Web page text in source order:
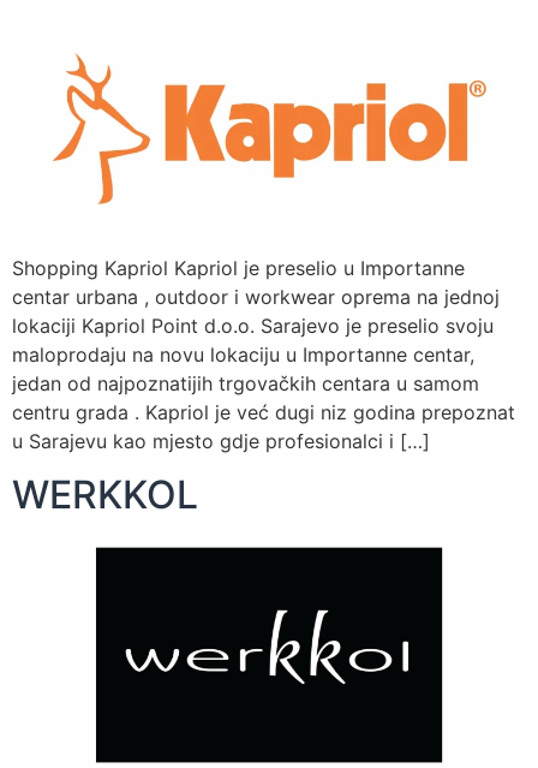
Shopping Kapriol Kapriol je preselio u Importanne
centar urbana , outdoor i workwear oprema na jednoj
lokaciji Kapriol Point d.o.o. Sarajevo je preselio svoju
maloprodaju na novu lokaciju u Importanne centar,
jedan od najpoznatijih trgovačkih centara u samom
centru grada . Kapriol je već dugi niz godina prepoznat
u Sarajevu kao mjesto gdje profesionalci i […]
WERKKOL